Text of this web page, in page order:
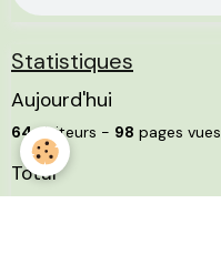
Statistiques
Aujourd'hui
64visiteurs - 98 pages vues
Total